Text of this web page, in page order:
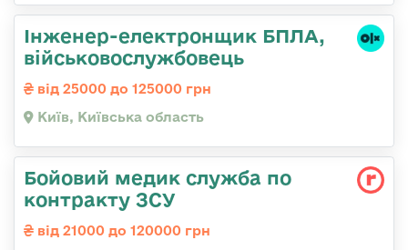
Інженер-електронщик БПЛА,
військовослужбовець
від 25000 до 125000 грн
Київ, Київська область
Бойовий медик служба по
контракту ЗСУ
від 21000 до 120000 грн